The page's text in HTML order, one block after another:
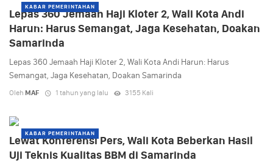
KABAR PEMERINTAHAN
Lepas 360 Jemaah Haji Kloter 2, Wali Kota Andi
Harun: Harus Semangat, Jaga Kesehatan, Doakan
Samarinda
Lepas 360 Jemaah Haji Kloter 2, Wali Kota Andi Harun: Harus
Semangat, Jaga Kesehatan, Doakan Samarinda
Oleh MAF 1 tahun yang lalu 3155 Kali
KABAR PEMERINTAHAN
Lewat Konferensi Pers, Wali Kota Beberkan Hasil
Uji Teknis Kualitas BBM di Samarinda